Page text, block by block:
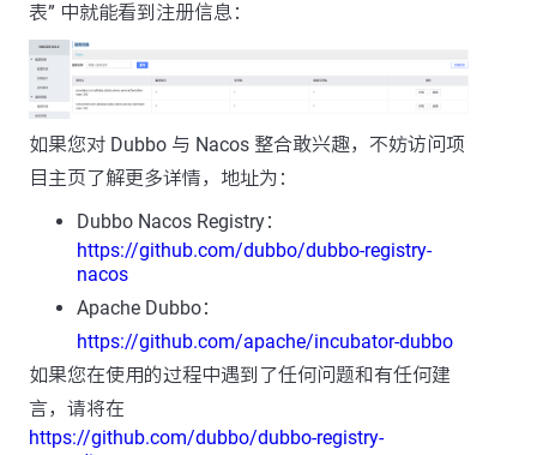
表” 中就能看到注册信息：
如果您对 Dubbo 与 Nacos 整合敢兴趣，不妨访问项
目主页了解更多详情，地址为：
Dubbo Nacos Registry：
https://github.com/dubbo/dubbo-registry-
nacos
Apache Dubbo：
https://github.com/apache/incubator-dubbo
如果您在使用的过程中遇到了任何问题和有任何建
言，请将在
https://github.com/dubbo/dubbo-registry-